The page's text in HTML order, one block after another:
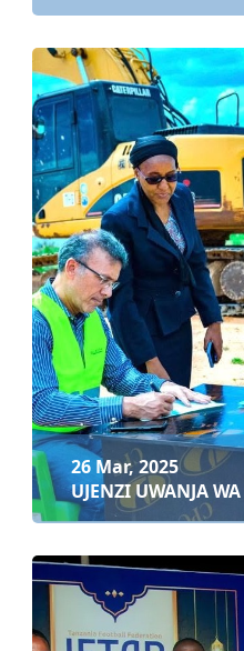
06
TPSA YAPATA
26 Mar, 2025
UJENZI UWANJA